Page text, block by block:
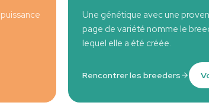
Une génétique avec une
page de variété nomme le
lequel elle a été créée.
Rencontrer les breeders